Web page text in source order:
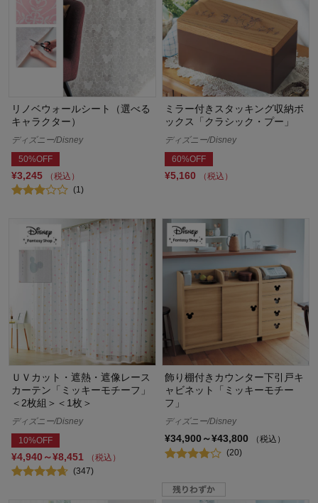
リノベウォールシート（選べる
キャラクター）
ディズニー/Disney
50%OFF
¥3,245
（税込）
(1)
ミラー付きスタッキング収納ボ
ックス「クラシック・プー」
ディズニー/Disney
60%OFF
¥5,160 （税込）
ＵＶカット・遮熱・遮像レース
カーテン「ミッキーモチーフ」
＜2枚組＞＜1枚＞
ディズニー/Disney
10%OFF
¥4,940～¥8,451
（税込）
(347)
飾り棚付きカウンター下引戸キ
ャビネット「ミッキーモチー
フ」
ディズニー/Disney
¥34,900～¥43,800
（税込）
(20)